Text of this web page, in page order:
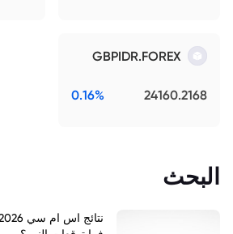
GBPIDR.FOREX
24160.2168
0.16%
البحث